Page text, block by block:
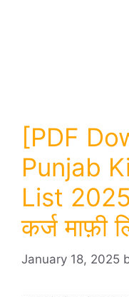
[PDF
Punjab
List
कर्ज माफ़ी
January 18, 2025